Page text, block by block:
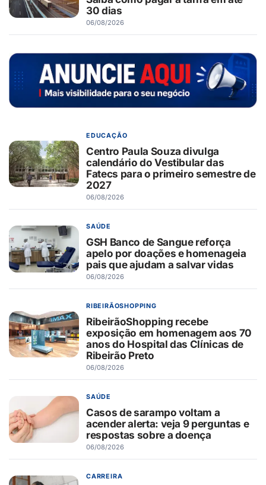
30 dias
06/08/2026
EDUCAÇÃO
Centro Paula Souza divulga
calendário do Vestibular das
Fatecs para o primeiro semestre de
2027
06/08/2026
SAÚDE
GSH Banco de Sangue reforça
apelo por doações e homenageia
pais que ajudam a salvar vidas
06/08/2026
RIBEIRÃOSHOPPING
RibeirãoShopping recebe
exposição em homenagem aos 70
anos do Hospital das Clínicas de
Ribeirão Preto
06/08/2026
SAÚDE
Casos de sarampo voltam a
acender alerta: veja 9 perguntas e
respostas sobre a doença
06/08/2026
CARREIRA